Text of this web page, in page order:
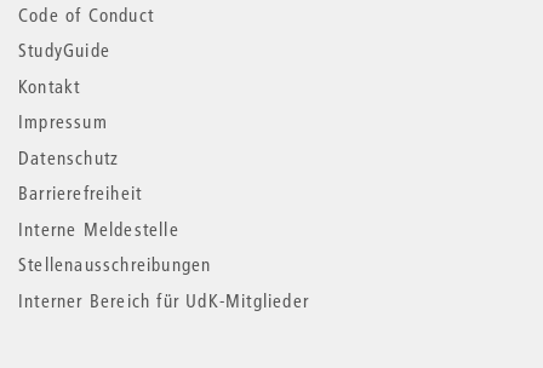
Code of Conduct
StudyGuide
Kontakt
Impressum
Datenschutz
Barrierefreiheit
Interne Meldestelle
Stellenausschreibungen
Interner Bereich für UdK-Mitglieder